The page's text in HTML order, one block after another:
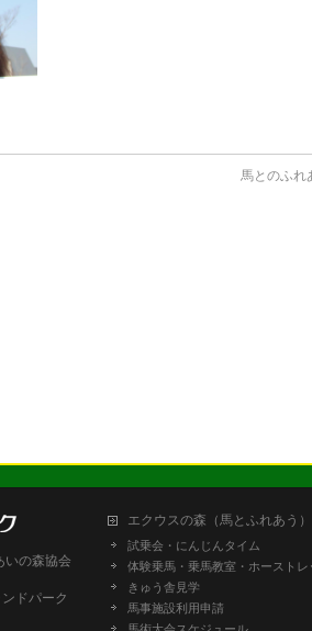
馬とのふ
いの森協会
ドパーク
エクウスの森（馬とふれあう）
試乗会・にんじんタイム
体験乗馬・乗馬教室・ホーストレ
きゅう舎見学
馬事施設利用申請